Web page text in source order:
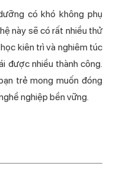
có khó không phụ
này sẽ có rất nhiều thử
kiên trì và nghiêm túc
được nhiều thành công.
trẻ mong muốn đóng
nghiệp bền vững.